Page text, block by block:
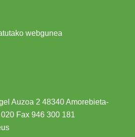
webgunea
Auzoa 2 48340 Amorebieta-
Fax 946 300 181